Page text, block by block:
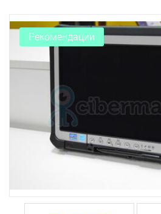
Рекомендации